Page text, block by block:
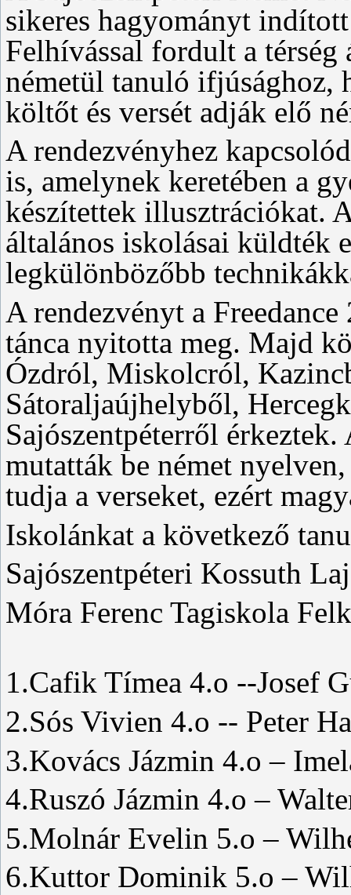
sikeres hagyományt
Felhívással fordult a térség
németül tanuló ifjúsághoz,
költőt és versét adják elő
A rendezvényhez
is, amelynek keretében a
készítettek illusztrációkat.
általános iskolásai küldték
legkülönbözőbb
A rendezvényt a
tánca nyitotta meg. Majd
Ózdról, Miskolcról,
Sátoraljaújhelyből,
Sajószentpéterről
mutatták be német
tudja a verseket, ezért
Iskolánkat a következő
Sajószentpéteri Kossuth
Móra Ferenc Tagiskola
1.Cafik Tímea 4.o --Josef
2.Sós Vivien 4.o -- Peter
3.Kovács Jázmin 4.o –
4.Ruszó Jázmin 4.o –
5.Molnár Evelin 5.o –
6.Kuttor Dominik 5.o –